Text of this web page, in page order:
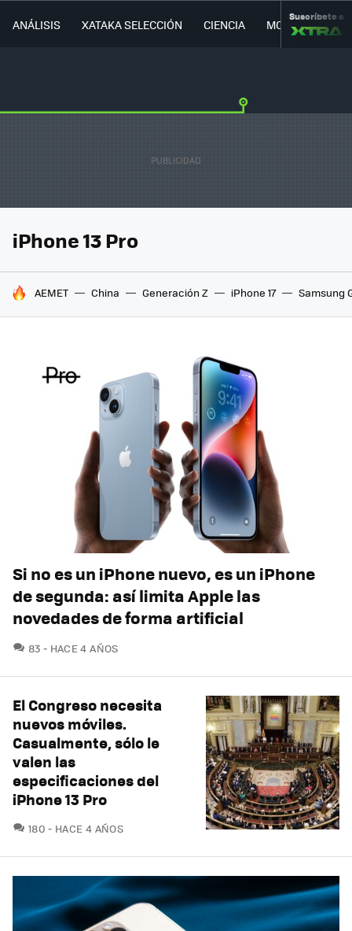
ANÁLISIS XATAKA SELECCIÓN CIENCIA MOVILIDAD
Suscríbete a
iPhone 13 Pro
HOY SE HABLA DE
AEMET China Generación Z iPhone 17 Samsung
Si no es un iPhone nuevo, es un iPhone
de segunda: así limita Apple las
novedades de forma artificial
83 COMENTARIOS
HACE 4 AÑOS
El Congreso necesita
nuevos móviles.
Casualmente, sólo le
valen las
especificaciones del
iPhone 13 Pro
180 COMENTARIOS
HACE 4 AÑOS